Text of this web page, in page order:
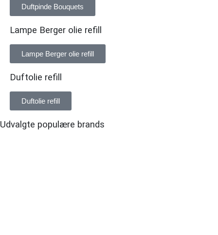
Duftpinde Bouquets
Lampe Berger olie refill
Lampe Berger olie refill
Duftolie refill
Duftolie refill
Udvalgte populære brands